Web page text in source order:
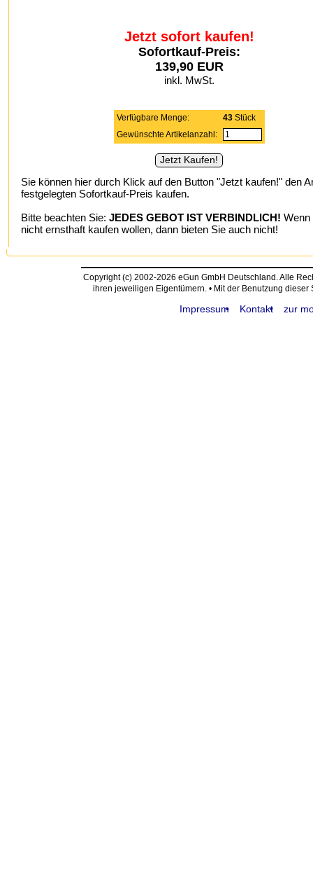
Jetzt sofort kaufen!
Sofortkauf-Preis:
139,90 EUR
inkl. MwSt.
Verfügbare Menge: 43Stück
Gewünschte Artikelanzahl:
Sie können hier durch Klick auf den Button "Jetzt kaufen!" den
festgelegten Sofortkauf-Preis kaufen.
Bitte beachten Sie: JEDES GEBOT IST VERBINDLICH! Wenn
nicht ernsthaft kaufen wollen, dann bieten Sie auch nicht!
Copyright (c) 2002-2026 eGun GmbH Deutschland. Alle
ihren jeweiligen Eigentümern. • Mit der Benutzung
Impressum Kontakt zur